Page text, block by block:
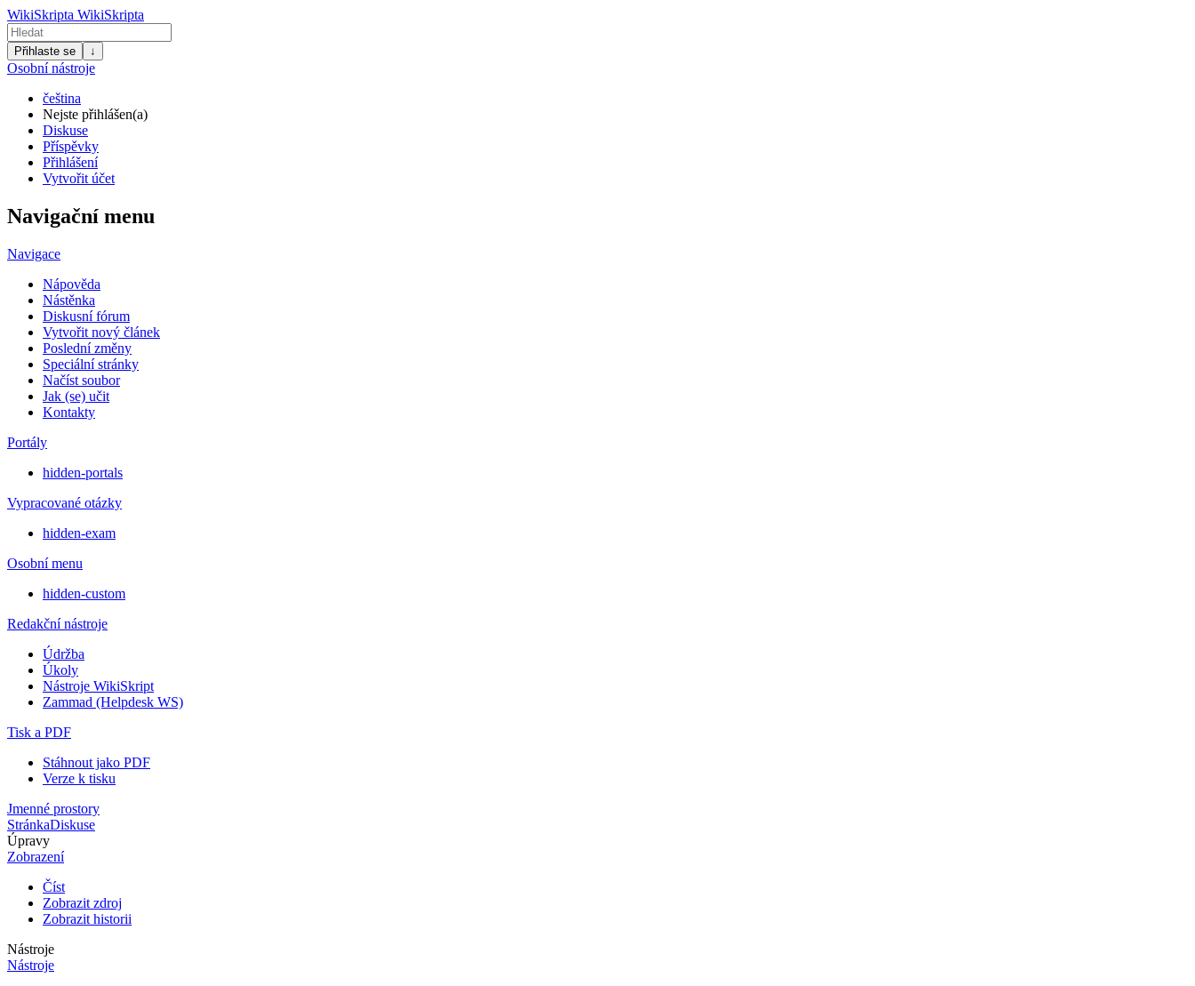
WikiSkripta WikiSkripta
Přihlaste se ↓
Osobní nástroje
čeština
Nejste přihlášen(a)
Diskuse
Příspěvky
Přihlášení
Vytvořit účet
Navigační menu
Navigace
Nápověda
Nástěnka
Diskusní fórum
Vytvořit nový článek
Poslední změny
Speciální stránky
Načíst soubor
Jak (se) učit
Kontakty
Portály
hidden-portals
Vypracované otázky
hidden-exam
Osobní menu
hidden-custom
Redakční nástroje
Údržba
Úkoly
Nástroje WikiSkript
Zammad (Helpdesk WS)
Tisk a PDF
Stáhnout jako PDF
Verze k tisku
Jmenné prostory
StránkaDiskuse
Úpravy
Zobrazení
Číst
Zobrazit zdroj
Zobrazit historii
Nástroje
Nástroje